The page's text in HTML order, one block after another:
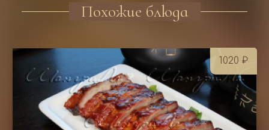
Похожие блюда
1020 ₽